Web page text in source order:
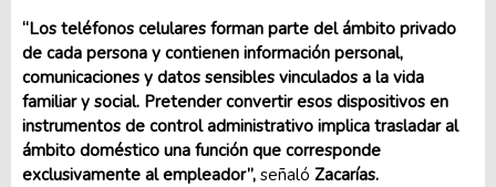
“Los teléfonos celulares forman parte del ámbito privado
de cada persona y contienen información personal,
comunicaciones y datos sensibles vinculados a la vida
familiar y social. Pretender convertir esos dispositivos en
instrumentos de control administrativo implica trasladar al
ámbito doméstico una función que corresponde
exclusivamente al empleador”, señaló Zacarías.